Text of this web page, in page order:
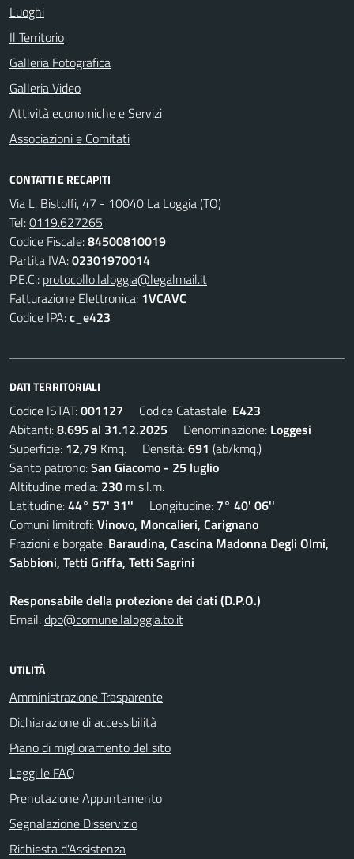
Luoghi
Il Territorio
Galleria Fotografica
Galleria Video
Attività economiche e Servizi
Associazioni e Comitati
CONTATTI E RECAPITI
Via L. Bistolfi, 47 - 10040 La Loggia (TO)
Tel:0119.627265
Codice Fiscale:84500810019
Partita IVA:02301970014
P.E.C.: protocollo.laloggia@legalmail.it
Fatturazione Elettronica: 1VCAVC
Codice IPA:c_e423
DATI TERRITORIALI
Codice ISTAT:001127 Codice Catastale: E423
Abitanti:8.695 al 31.12.2025 Denominazione: Loggesi
Superficie: 12,79 Kmq. Densità:691 (ab/kmq.)
Santo patrono:San Giacomo - 25 luglio
Altitudine media: 230 m.s.l.m.
Latitudine:44° 57' 31'' Longitudine: 7° 40' 06''
Comuni limitrofi:Vinovo, Moncalieri, Carignano
Frazioni e borgate: Baraudina, Cascina Madonna Degli Olmi,
Sabbioni, Tetti Griffa, Tetti Sagrini
Responsabile della protezione dei dati (D.P.O.)
Email:dpo@comune.laloggia.to.it
UTILITÀ
Amministrazione Trasparente
Dichiarazione di accessibilità
Piano di miglioramento del sito
Leggi le FAQ
Prenotazione Appuntamento
Segnalazione Disservizio
Richiesta d'Assistenza